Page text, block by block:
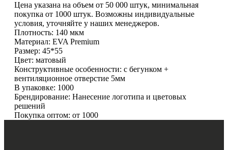
Цена указана на объем от 50 000 штук, минимальная
покупка от 1000 штук. Возможны индивидуальные
условия, уточняйте у наших менеджеров.
Плотность: 140 мкм
Материал: EVA Premium
Размер: 45*55
Цвет: матовый
Конструктивные особенности: с бегунком +
вентиляционное отверстие 5мм
В упаковке: 1000
Брендирование: Нанесение логотипа и цветовых
решений
Покупка оптом: от 1000